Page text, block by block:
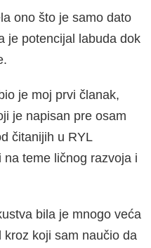
ono što je samo dato
je potencijal labuda dok
je moj prvi članak,
je napisan pre osam
čitanijih u RYL
teme ličnog razvoja i
bila je mnogo veća
koji sam naučio da